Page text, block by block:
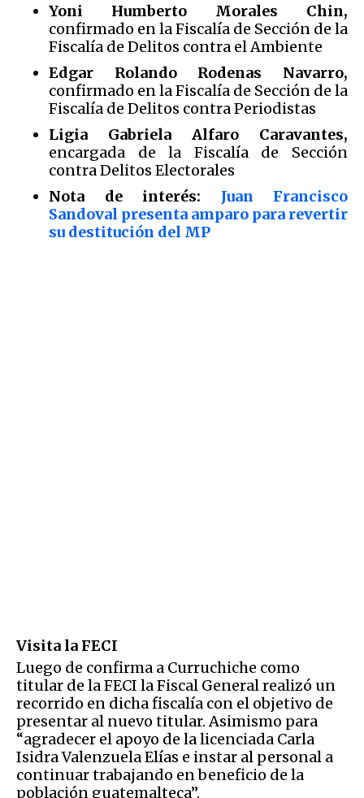
Yoni Humberto Morales Chin,
confirmado en la Fiscalía de Sección de la
Fiscalía de Delitos contra el Ambiente
Edgar Rolando Rodenas Navarro,
confirmado en la Fiscalía de Sección de la
Fiscalía de Delitos contra Periodistas
Ligia Gabriela Alfaro Caravantes,
encargada de la Fiscalía de Sección
contra Delitos Electorales
Nota de interés: Juan Francisco
Sandoval presenta amparo para revertir
su destitución del MP
Visita la FECI
Luego de confirma a Curruchiche como
titular de la FECI la Fiscal General realizó un
recorrido en dicha fiscalía con el objetivo de
presentar al nuevo titular. Asimismo para
“agradecer el apoyo de la licenciada Carla
Isidra Valenzuela Elías e instar al personal a
continuar trabajando en beneficio de la
población guatemalteca”.